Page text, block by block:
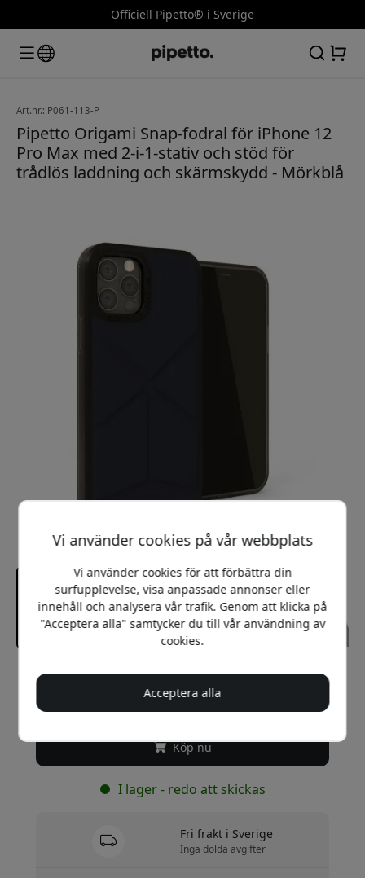
Officiell Pipetto® i Sverige
Art.nr.: P061-113-P
Pipetto Origami Snap-fodral för iPhone 12
Pro Max med 2-i-1-stativ och stöd för
trådlös laddning och skärmskydd - Mörkblå
Rekommenderat pris
299 SEK
Köp nu
I lager - redo att skickas
Fri frakt i Sverige
Inga dolda avgifter
Vi använder cookies på vår webbplats
Vi använder cookies för att förbättra din
surfupplevelse, visa anpassade annonser eller
innehåll och analysera vår trafik. Genom att klicka på
"Acceptera alla" samtycker du till vår användning av
cookies.
Acceptera alla